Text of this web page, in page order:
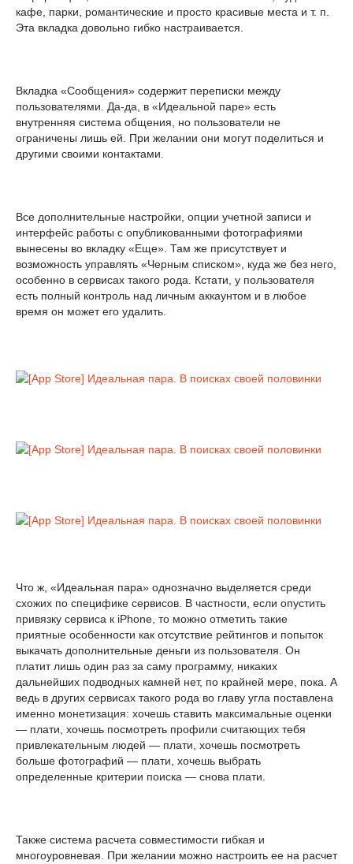
кафе, парки, романтические и просто красивые места и т. п.
Эта вкладка довольно гибко настраивается.
Вкладка «Сообщения» содержит переписки между
пользователями. Да-да, в «Идеальной паре» есть
внутренняя система общения, но пользователи не
ограничены лишь ей. При желании они могут поделиться и
другими своими контактами.
Все дополнительные настройки, опции учетной записи и
интерфейс работы с опубликованными фотографиями
вынесены во вкладку «Еще». Там же присутствует и
возможность управлять «Черным списком», куда же без него,
особенно в сервисах такого рода. Кстати, у пользователя
есть полный контроль над личным аккаунтом и в любое
время он может его удалить.
Что ж, «Идеальная пара» однозначно выделяется среди
схожих по специфике сервисов. В частности, если опустить
привязку сервиса к iPhone, то можно отметить такие
приятные особенности как отсутствие рейтингов и попыток
выкачать дополнительные деньги из пользователя. Он
платит лишь один раз за саму программу, никаких
дальнейших подводных камней нет, по крайней мере, пока. А
ведь в других сервисах такого рода во главу угла поставлена
именно монетизация: хочешь ставить максимальные оценки
— плати, хочешь посмотреть профили считающих тебя
привлекательным людей — плати, хочешь посмотреть
больше фотографий — плати, хочешь выбрать
определенные критерии поиска — снова плати.
Также система расчета совместимости гибкая и
многоуровневая. При желании можно настроить ее на расчет